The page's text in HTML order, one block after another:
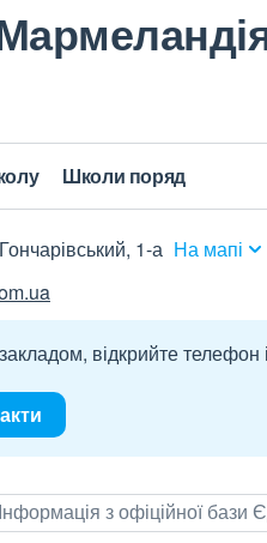
Школи поряд
1-а На мапі
відкрийте телефон
Інформація з офіційної